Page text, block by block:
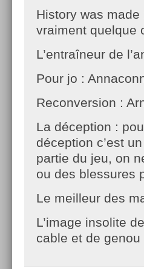
History was made
vraiment quelque
L’entraîneur de
Pour jo :
Reconversion :
La déception :
déception c’est
partie du jeu, on
ou des blessures
Le meilleur des
L’image insolite
cable et de genou